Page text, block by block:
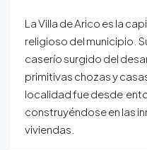
La Villa de Arico es la
religioso del municipio.
caserío surgido del
primitivas chozas y
localidad fue desde
construyéndose en las
viviendas.